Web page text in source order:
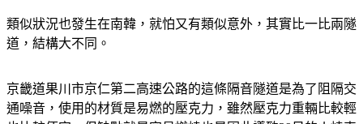
類似狀況也發生在南韓，就怕又有類似意外，其實比一比兩隧
道，結構大不同。
京畿道果川市京仁第二高速公路的這條隔音隧道是為了阻隔交
通噪音，使用的材質是易燃的壓克力，雖然壓克力重輛比較輕